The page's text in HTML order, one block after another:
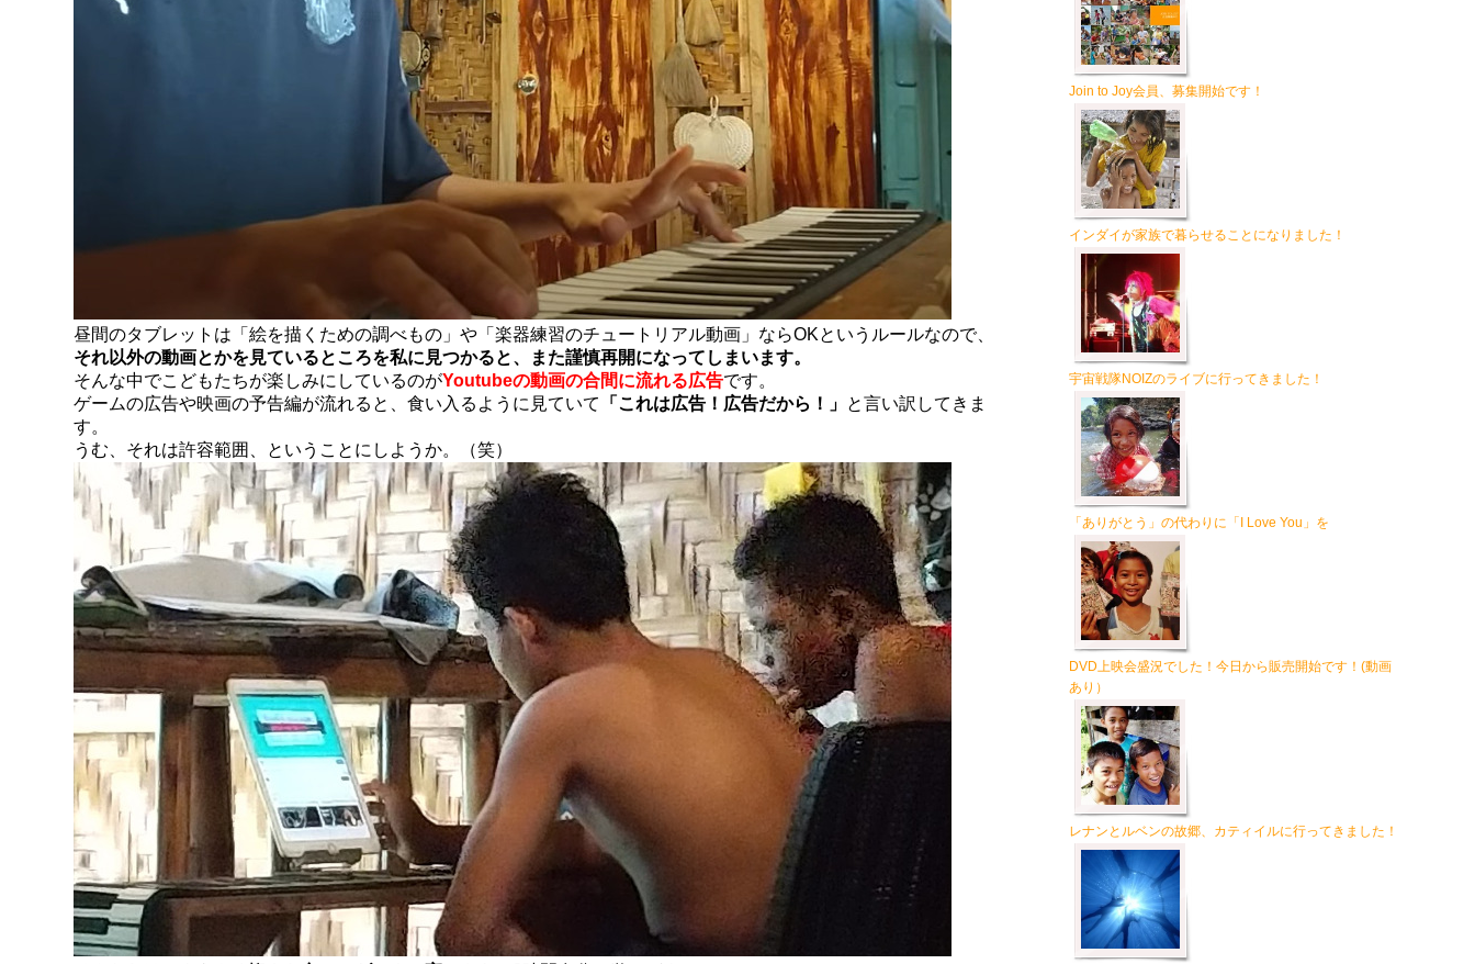
昼間のタブレットは「絵を描くための調べもの」や「楽器練習のチュートリアル動画」ならOKというルールなので、
それ以外の動画とかを見ているところを私に見つかると、また謹慎再開になってしまいます。
そんな中でこどもたちが楽しみにしているのがYoutubeの動画の合間に流れる広告です。
ゲームの広告や映画の予告編が流れると、食い入るように見ていて
「これは広告！広告だから！」 と言い訳してきま
す。
うむ、それは許容範囲、ということにしようか。（笑）
Join to Joy会員、募集開始です！
インダイが家族で暮らせることになりました！
宇宙戦隊NOIZのライブに行ってきました！
「ありがとう」の代わりに「I Love You」を
DVD上映会盛況でした！今日から販売開始です！(動画
あり）
レナンとルベンの故郷、カティイルに行ってきました！